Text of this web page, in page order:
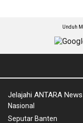
Unduh
Jelajahi ANTARA
Nasional
Seputar Banten